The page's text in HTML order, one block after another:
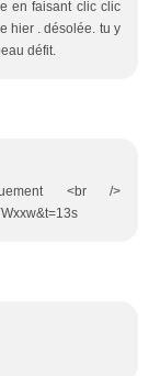
en faisant clic clic
hier . désolée. tu y
défit.
<br />